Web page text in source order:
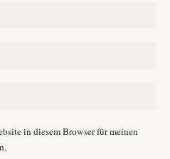
in diesem Browser für meinen